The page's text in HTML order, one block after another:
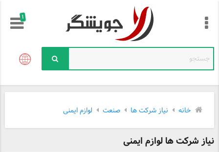
!
خانه نیاز شرکت ها صنعت لوازم ایمنی
نیاز شرکت ها لوازم ایمنی